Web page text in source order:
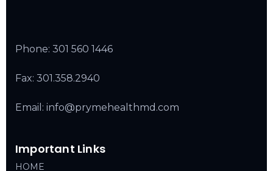
Phone: 301 560 1446
Fax: 301.358.2940
Email: info@prymehealthmd.com
Important Links
HOME